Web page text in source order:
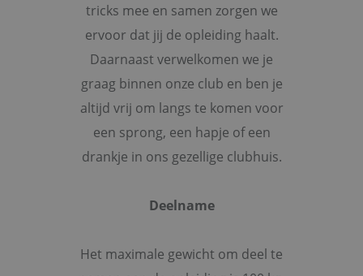
tricks mee en samen zorgen we
ervoor dat jij de opleiding haalt.
Daarnaast verwelkomen we je
graag binnen onze club en ben je
altijd vrij om langs te komen voor
een sprong, een hapje of een
drankje in ons gezellige clubhuis.
Deelname
Het maximale gewicht om deel te